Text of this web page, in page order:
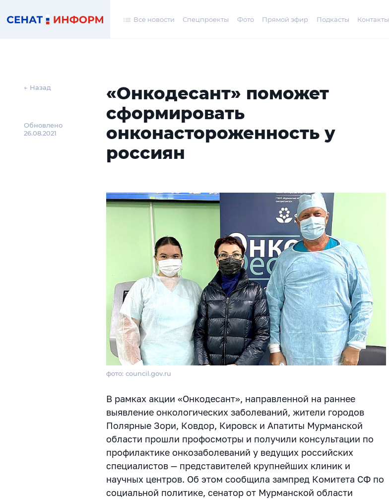
Все новости Спецпроекты Фото Прямой эфир Подкасты Контакты
← Назад
Обновлено
26.08.2021
«Онкодесант» поможет
сформировать
онконастороженность у
россиян
фото: council.gov.ru
В рамках акции «Онкодесант», направленной на раннее
выявление онкологических заболеваний, жители городов
Полярные Зори, Ковдор, Кировск и Апатиты Мурманской
области прошли профосмотры и получили консультации по
профилактике онкозаболеваний у ведущих российских
специалистов — представителей крупнейших клиник и
научных центров. Об этом сообщила зампред Комитета СФ по
социальной политике, сенатор от Мурманской области